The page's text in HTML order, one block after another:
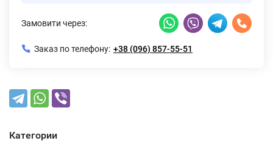
Замовити через:
Заказ по телефону: +38 (096) 857-55-51
Категории